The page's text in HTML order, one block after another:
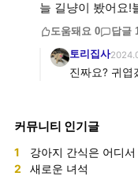
늘 길냥이 봤어요
도움돼요 0 답글
토리집사
진짜요? 귀
커뮤니티 인기글
1 강아지 간식은 어디
2 새로운 녀석